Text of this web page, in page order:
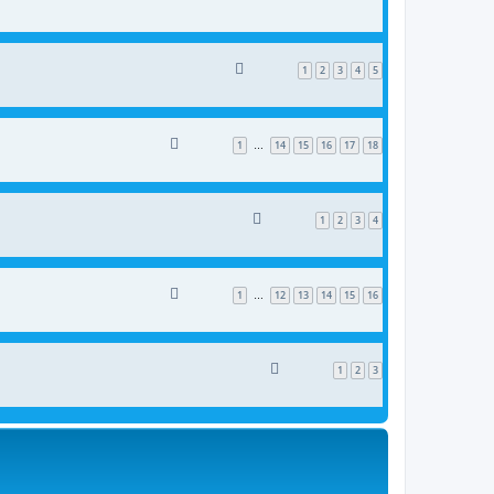
1 2 3 4 5
1 … 14 15 16 17 18
1 2 3 4
1 … 12 13 14 15 16
1 2 3